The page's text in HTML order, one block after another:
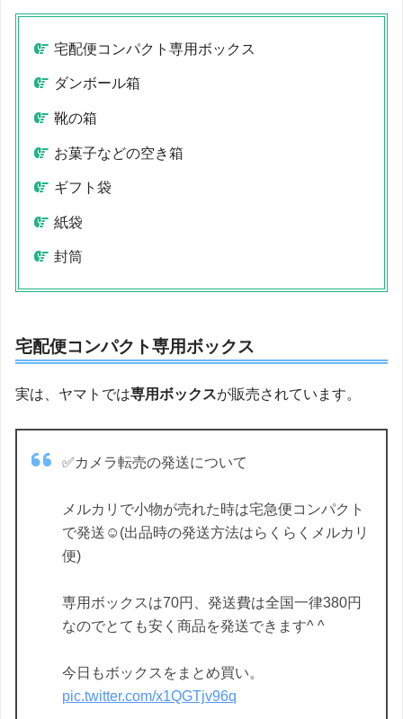
宅配便コンパクト専用ボックス
ダンボール箱
靴の箱
お菓子などの空き箱
ギフト袋
紙袋
封筒
宅配便コンパクト専用ボックス
実は、ヤマトでは専用ボックスが販売されています。
✅カメラ転売の発送について
メルカリで小物が売れた時は宅急便コンパクト
で発送☺️(出品時の発送方法はらくらくメルカリ
便)
専用ボックスは70円、発送費は全国一律380円
なのでとても安く商品を発送できます^ ^
今日もボックスをまとめ買い。
pic.twitter.com/x1QGTjv96q